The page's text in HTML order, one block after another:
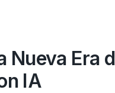
Nueva Era
IA